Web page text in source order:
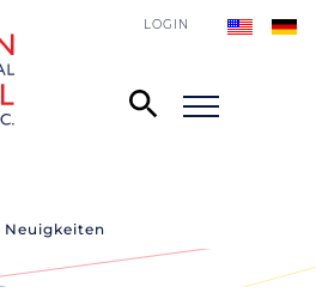
LOGIN
Neuigkeiten